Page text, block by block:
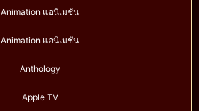
Animation แอนิเมชัน
Animation แอนิเมชั่น
Anthology
Apple TV